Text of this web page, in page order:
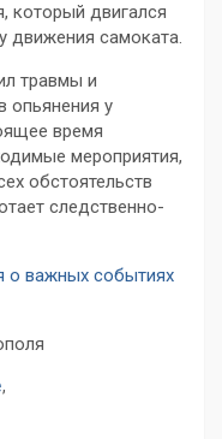
который двигался
движения самоката.
травмы и
опьянения у
время
мероприятия,
обстоятельств
следственно-
о важных событиях
,